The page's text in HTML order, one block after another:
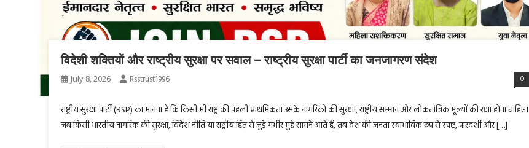
विदेशी शक्तियों और राष्ट्रीय सुरक्षा पर सवाल – राष्ट्रीय सुरक्षा पार्टी का जनजागरण संदेश
July 8, 2026 Rsstrust1996 0
राष्ट्रीय सुरक्षा पार्टी (RSP) का मानना है कि किसी भी राष्ट्र की पहली प्राथमिकता उसके नागरिकों की सुरक्षा, राष्ट्रीय सम्मान और लोकतांत्रिक मूल्यों की रक्षा होना चाहिए।
जब किसी भारतीय नागरिक की सुरक्षा, विदेश नीति या राष्ट्रीय हित से जुड़े गंभीर मुद्दे सामने आते हैं, तब देश की जनता स्वाभाविक रूप से स्पष्ट, पारदर्शी और […]